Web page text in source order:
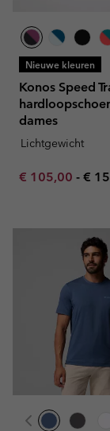
Nieuwe kleuren
Konos Speed
dames
Lichtgewicht
Minimum sale
€ 105,00 - €